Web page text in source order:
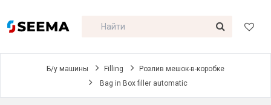
Б/у машины Filling
Розлив мешок-в-коробке
Bag in Box filler automatic